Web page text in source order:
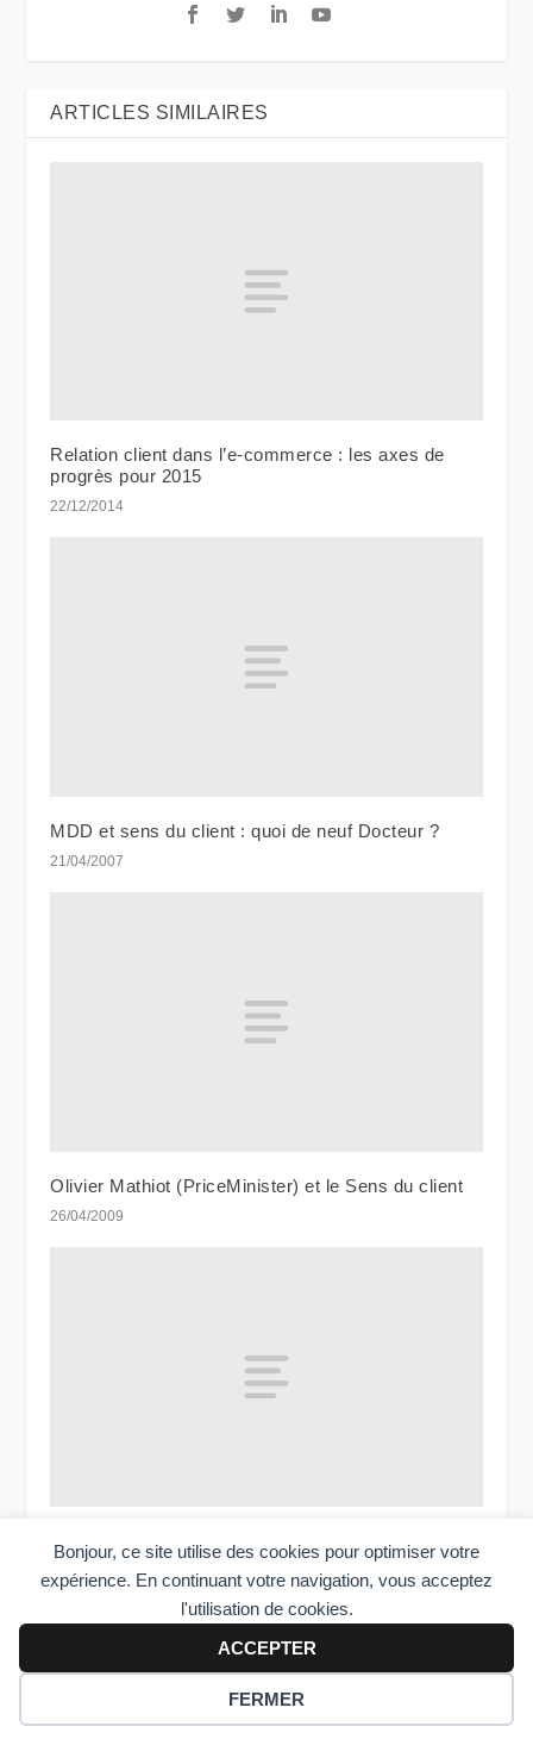
Bonjour, ce site utilise des cookies pour optimiser votre
expérience. En continuant votre navigation, vous acceptez
l'utilisation de cookies.
ACCEPTER
FERMER
ARTICLES SIMILAIRES
Relation client dans l’e-commerce : les axes de
progrès pour 2015
22/12/2014
MDD et sens du client : quoi de neuf Docteur ?
21/04/2007
Olivier Mathiot (PriceMinister) et le Sens du client
26/04/2009
Baromètre Y’a kelk’1 2011 : le téléphone pleure
05/02/2011